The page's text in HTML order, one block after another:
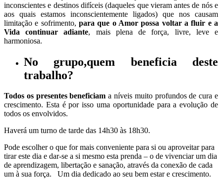
inconscientes e destinos difíceis (daqueles que vieram antes de nós e
aos quais estamos inconscientemente ligados) que nos causam
limitação e sofrimento, para que o Amor possa voltar a fluir e a
Vida continuar adiante, mais plena de força, livre, leve e
harmoniosa.
No grupo,quem beneficia deste
trabalho?
Todos os presentes beneficiam a níveis muito profundos de cura e
crescimento. Esta é por isso uma oportunidade para a evolução de
todos os envolvidos.
Haverá um turno de tarde das 14h30 às 18h30.
Pode escolher o que for mais conveniente para si ou aproveitar para
tirar este dia e dar-se a si mesmo esta prenda – o de vivenciar um dia
de aprendizagem, libertação e sanação, através da conexão de cada
um à sua força. Um dia dedicado ao seu bem estar e crescimento.